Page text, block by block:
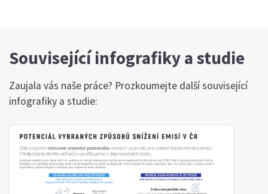
Související infografiky a studie
Zaujala vás naše práce? Prozkoumejte další související
infografiky a studie: